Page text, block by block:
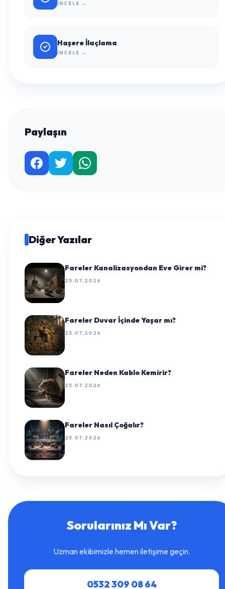
İNCELE →
Haşere İlaçlama
İNCELE →
Paylaşın
Diğer Yazılar
Fareler Kanalizasyondan Eve Girer mi?
25.07.2026
Fareler Duvar İçinde Yaşar mı?
25.07.2026
Fareler Neden Kablo Kemirir?
25.07.2026
Fareler Nasıl Çoğalır?
25.07.2026
Sorularınız Mı Var?
Uzman ekibimizle hemen iletişime geçin.
0532 309 08 64